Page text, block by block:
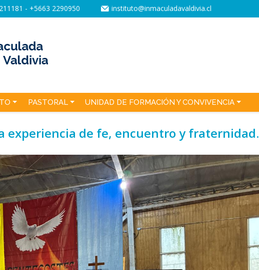
- +5663 2290950 instituto@inmaculadavaldivia.cl
PASTORAL UNIDAD DE FORMACIÓN Y CONVIVENCIA
experiencia de fe, encuentro y fraternidad.